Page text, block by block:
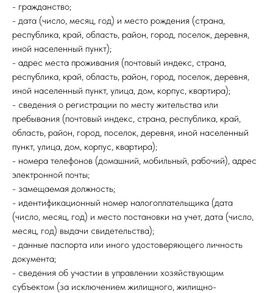
- гражданство;
- дата (число, месяц, год) и место рождения (страна,
республика, край, область, район, город, поселок, деревня,
иной населенный пункт);
- адрес места проживания (почтовый индекс, страна,
республика, край, область, район, город, поселок, деревня,
иной населенный пункт, улица, дом, корпус, квартира);
- сведения о регистрации по месту жительства или
пребывания (почтовый индекс, страна, республика, край,
область, район, город, поселок, деревня, иной населенный
пункт, улица, дом, корпус, квартира);
- номера телефонов (домашний, мобильный, рабочий), адрес
электронной почты;
- замещаемая должность;
- идентификационный номер налогоплательщика (дата
(число, месяц, год) и место постановки на учет, дата (число,
месяц, год) выдачи свидетельства);
- данные паспорта или иного удостоверяющего личность
документа;
- сведения об участии в управлении хозяйствующим
субъектом (за исключением жилищного, жилищно-